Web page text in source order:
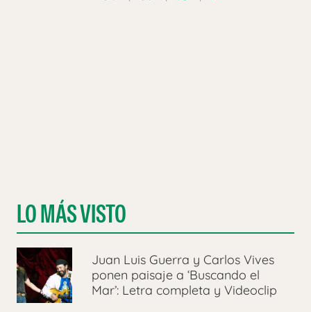
LO MÁS VISTO
Juan Luis Guerra y Carlos Vives
ponen paisaje a ‘Buscando el
Mar’: Letra completa y Videoclip